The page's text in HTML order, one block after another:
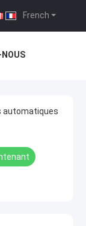
French
automatiques